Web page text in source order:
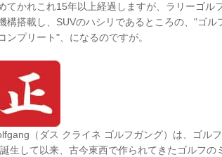
てかれこれ15年以上経過しますが、ラリーゴル
構搭載し、SUVのハシリであるところの、"ゴ
ンプリート"、になるのですが。
（ダス クライネ ゴルフガング）は、ゴル
生して以来、古今東西で作られてきたゴルフ